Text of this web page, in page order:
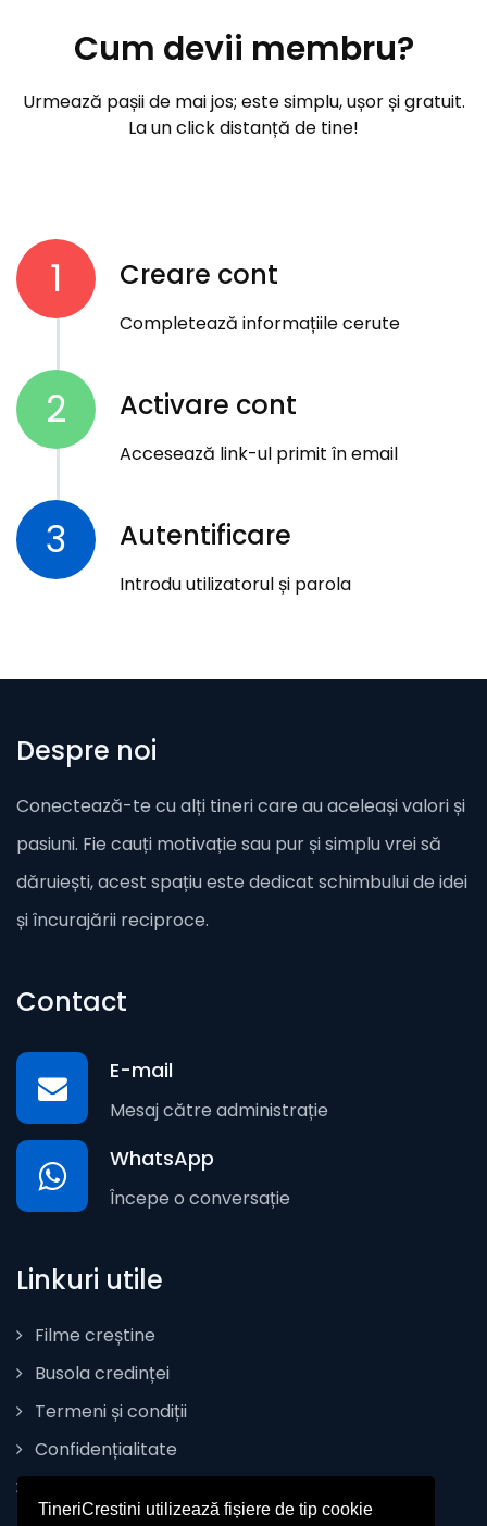
TineriCrestini utilizează fișiere de tip cookie
Cum devii membru?
Urmează pașii de mai jos; este simplu, ușor și gratuit.
La un click distanță de tine!
1 Creare cont
Completează informațiile cerute
2 Activare cont
Accesează link-ul primit în email
3 Autentificare
Introdu utilizatorul și parola
Despre noi
Conectează-te cu alți tineri care au aceleași valori și
pasiuni. Fie cauți motivație sau pur și simplu vrei să
dăruiești, acest spațiu este dedicat schimbului de idei
și încurajării reciproce.
Contact
E-mail
Mesaj către administrație
WhatsApp
Începe o conversație
Linkuri utile
Filme creștine
Busola credinței
Termeni și condiții
Confidențialitate